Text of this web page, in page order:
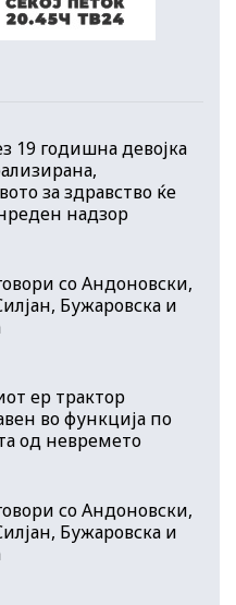
19 годишна девојка
за здравство ќе
надзор
со Андоновски,
Бужаровска и
ер трактор
во функција по
од невремето
со Андоновски,
Бужаровска и